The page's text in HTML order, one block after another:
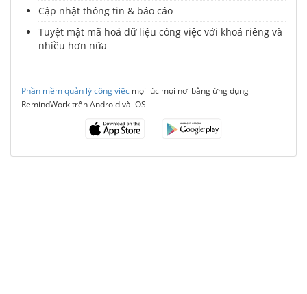
Cập nhật thông tin & báo cáo
Tuyệt mật mã hoá dữ liệu công việc với khoá riêng và
nhiều hơn nữa
Phần mềm quản lý công việc mọi lúc mọi nơi bằng ứng dụng
RemindWork trên Android và iOS